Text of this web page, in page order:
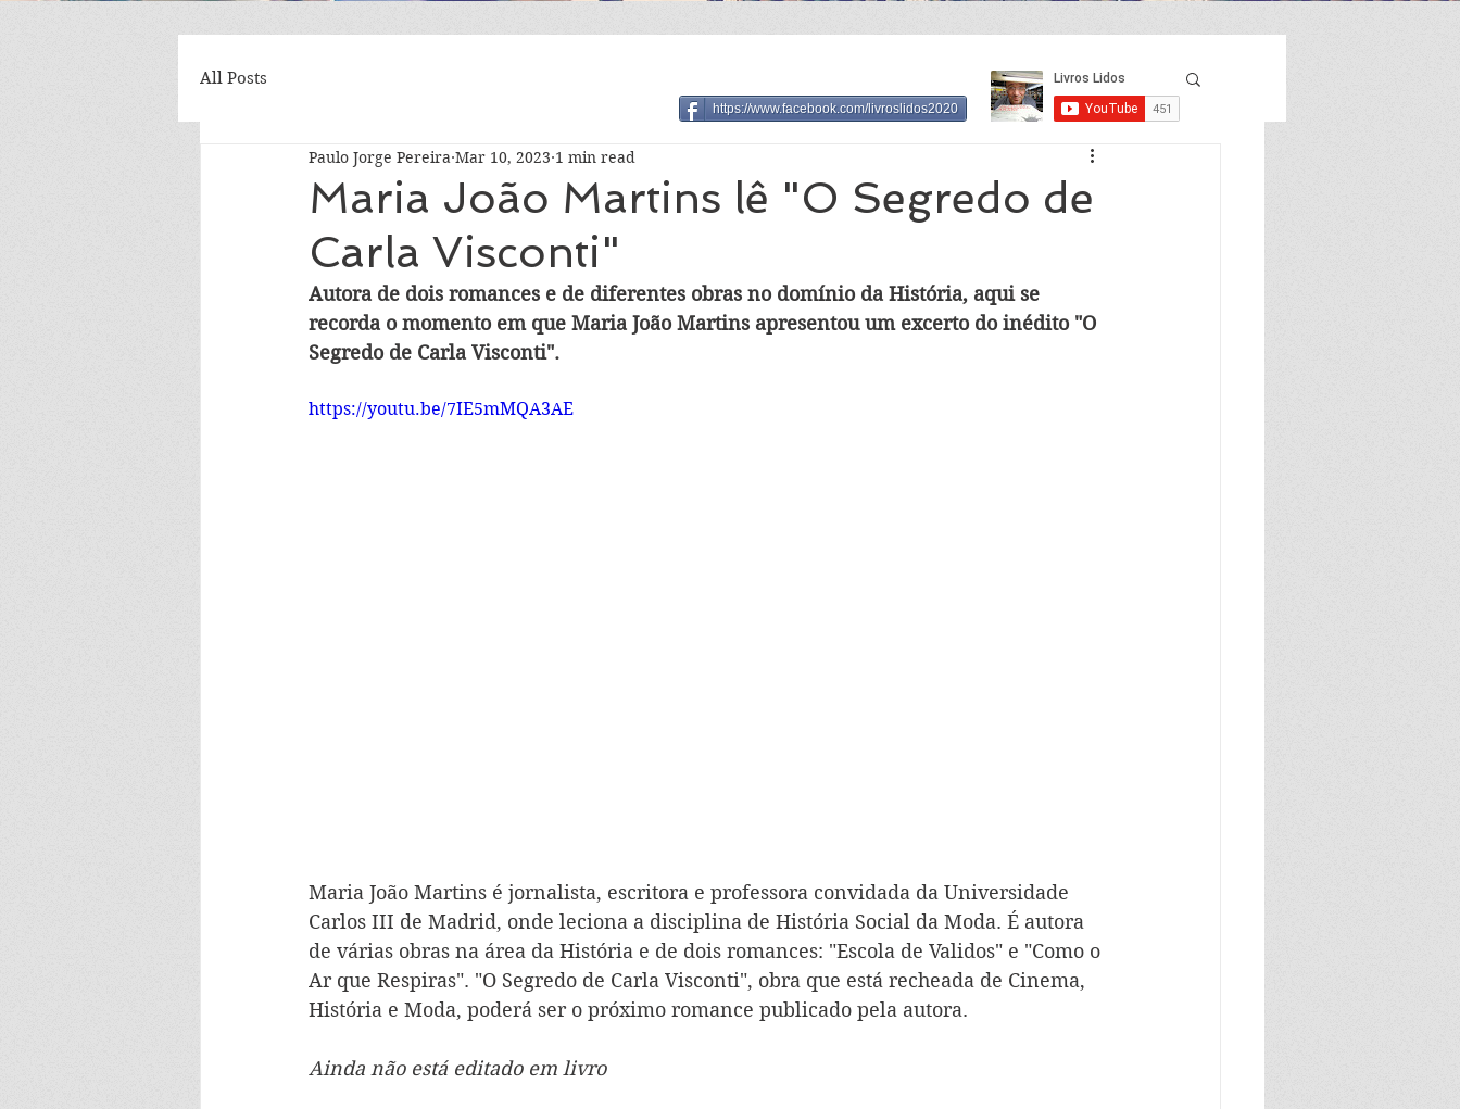
All Posts
Maria João Martins lê "O Segredo de
Carla Visconti"
Paulo Jorge Pereira Mar 10, 2023 1 min read
Autora de dois romances e de diferentes obras no domínio da História, aqui se
recorda o momento em que Maria João Martins apresentou um excerto do inédito "O
Segredo de Carla Visconti".
https://youtu.be/7IE5mMQA3AE
Maria João Martins é jornalista, escritora e professora convidada da Universidade
Carlos III de Madrid, onde leciona a disciplina de História Social da Moda. É autora
de várias obras na área da História e de dois romances: "Escola de Validos" e "Como o
Ar que Respiras". "O Segredo de Carla Visconti", obra que está recheada de Cinema,
História e Moda, poderá ser o próximo romance publicado pela autora.
Ainda não está editado em livro
https://www.facebook.com/livroslidos2020